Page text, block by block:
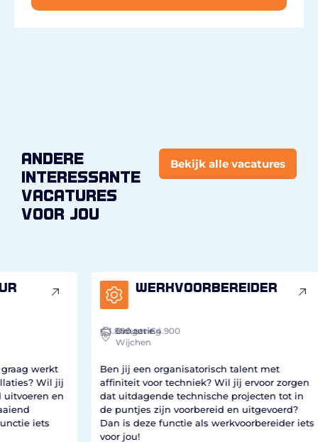
andere
interessante
vacatures
voor jou
Bekijk alle vacatures
jij
en
Werkvoorbereider
Industrie
Omgeving
tot €4.900
Ben jij een organisatorisch talent met
affiniteit voor techniek? Wil jij ervoor zorgen
dat uitdagende technische projecten tot in
de puntjes zijn voorbereid en uitgevoerd?
Dan is deze functie als werkvoorbereider iets